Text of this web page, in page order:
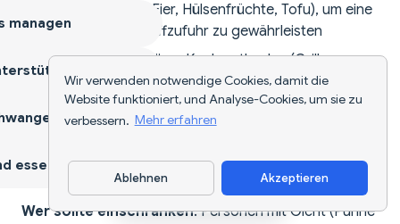
Wir verwenden notwendige Cookies, damit die
Website funktioniert, und Analyse-Cookies, um sie zu
verbessern. Mehr erfahren
Ablehnen Akzeptieren
Proteinen (Fisch, Eier, Hülsenfrüchte, Tofu), um eine
vielfältige Nährstoffzufuhr zu gewährleisten
Zubereitung: Variiere Kochmethoden (Grillen,
Backen, Pfannenrühren) und Gewürze, um
Geschmacksmüdigkeit zu vermeiden
: Kombiniere immer mit Gemüse,
vollständige Ernährung
Wer sollte einschränken: Personen mit Gicht (Purine
App herunterladen
managen
essen